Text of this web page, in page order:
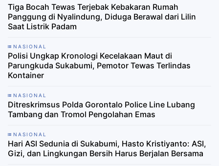
Tiga Bocah Tewas Terjebak Kebakaran Rumah
Panggung di Nyalindung, Diduga Berawal dari Lilin
Saat Listrik Padam
NASIONAL
Polisi Ungkap Kronologi Kecelakaan Maut di
Parungkuda Sukabumi, Pemotor Tewas Terlindas
Kontainer
NASIONAL
Ditreskrimsus Polda Gorontalo Police Line Lubang
Tambang dan Tromol Pengolahan Emas
NASIONAL
Hari ASI Sedunia di Sukabumi, Hasto Kristiyanto: ASI,
Gizi, dan Lingkungan Bersih Harus Berjalan Bersama